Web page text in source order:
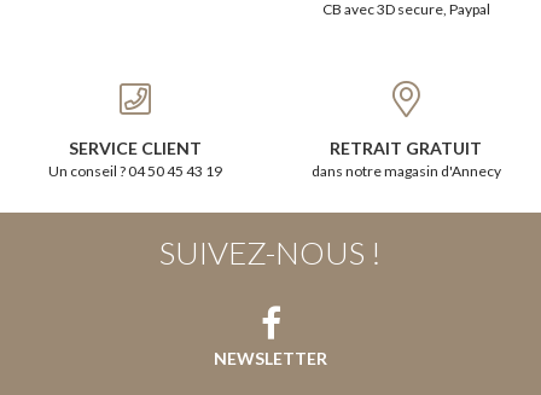
CB avec 3D secure, Paypal
SERVICE CLIENT
Un conseil ? 04 50 45 43 19
RETRAIT GRATUIT
dans notre magasin d'Annecy
SUIVEZ-NOUS !
NEWSLETTER